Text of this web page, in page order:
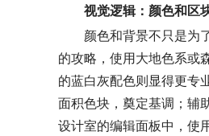
视觉逻辑：颜色和区
颜色和背景不只是为
的攻略，使用大地色系或
的蓝白灰配色则显得更专
面积色块，奠定基调；辅
设计室的编辑面板中，使